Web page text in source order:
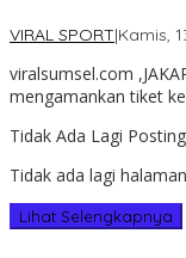
VIRAL SPORT|Kamis,
viralsumsel.com
mengamankan tiket
Tidak Ada Lagi
Tidak ada lagi
Lihat Selengkapnya